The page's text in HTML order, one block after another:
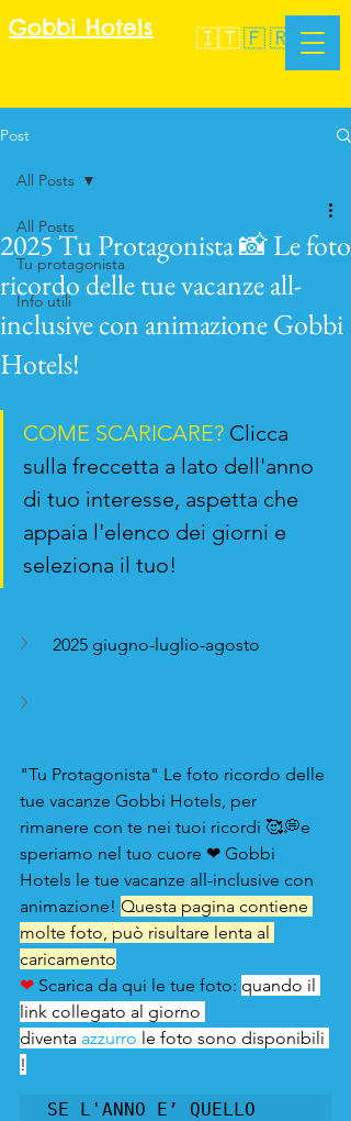
🇫🇷
🇮🇹
Gobbi Hotels
Preventivo
Post
All Posts
Tu protagonista
Info utili
All Posts
2025 Tu Protagonista 📸 Le foto
ricordo delle tue vacanze all-
inclusive con animazione Gobbi
Hotels!
COME SCARICARE? Clicca
sulla freccetta a lato dell'anno
di tuo interesse, aspetta che
appaia l'elenco dei giorni e
seleziona il tuo!
2025 giugno-luglio-agosto
"Tu Protagonista" Le foto ricordo delle
tue vacanze Gobbi Hotels, per
rimanere con te nei tuoi ricordi 🥰💭e
speriamo nel tuo cuore ❤ Gobbi
Hotels le tue vacanze all-inclusive con
animazione! Questa pagina contiene
molte foto, può risultare lenta al
caricamento
❤ Scarica da qui le tue foto: quando il
link collegato al giorno
diventa azzurro le foto sono disponibili
!
SE L'ANNO E’ QUELLO